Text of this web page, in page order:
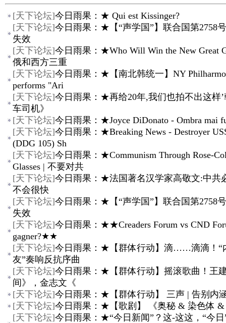
[天下论坛]今日雨果：★ Qui est Kissinger?
[天下论坛]今日雨果：★【“声学国”】联合国第2758
失效
[天下论坛]今日雨果：★Who Will Win the New Great
俄和西方三重
[天下论坛]今日雨果：★【南北韩统一】NY
performs "Ari
[天下论坛]今日雨果：★再给20年,我们也拍不出这样
车司机》
[天下论坛]今日雨果：★Joyce DiDonato - Ombra mai
[天下论坛]今日雨果：★Breaking News - Destroyer
(DDG 105) Sh
[天下论坛]今日雨果：★Communism Through Rose-
Glasses | 不要对共
[天下论坛]今日雨果：★法国著名汉学家高敬文:中共
不会很快
[天下论坛]今日雨果：★【“声学国”】联合国第2758
失效
[天下论坛]今日雨果：★★Creaders Forum vs CND
gagner?★★
[天下论坛]今日雨果：★【群体行动】滴……滴滴！“
友”奏响反抗序曲
[天下论坛]今日雨果：★【群体行动】摇滚歌曲！王
间》，金志文《
[天下论坛]今日雨果：★【群体行动】 三声 | 告别内
[天下论坛]今日雨果：★【歌剧】 《奥秘 & 染色体 &
[天下论坛]今日雨果：★“今日新闻”？这-这这，“今